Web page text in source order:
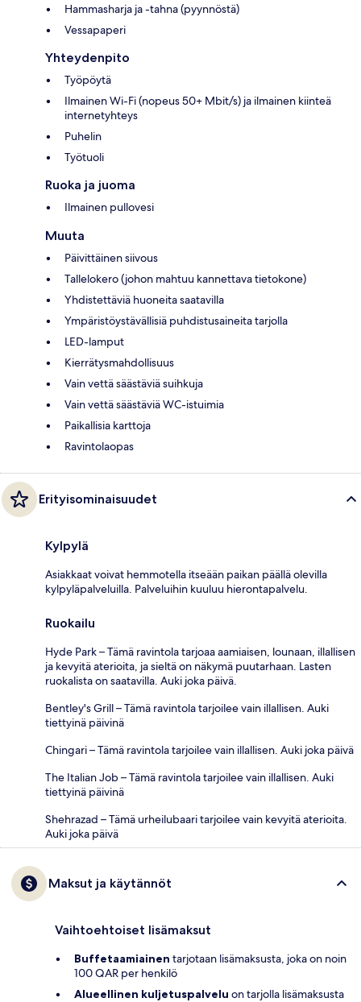
Hammasharja ja -tahna (pyynnöstä)
Vessapaperi
Yhteydenpito
Työpöytä
Ilmainen Wi-Fi (nopeus 50+ Mbit/s) ja ilmainen kiinteä
internetyhteys
Puhelin
Työtuoli
Ruoka ja juoma
Ilmainen pullovesi
Muuta
Päivittäinen siivous
Tallelokero (johon mahtuu kannettava tietokone)
Yhdistettäviä huoneita saatavilla
Ympäristöystävällisiä puhdistusaineita tarjolla
LED-lamput
Kierrätysmahdollisuus
Vain vettä säästäviä suihkuja
Vain vettä säästäviä WC-istuimia
Paikallisia karttoja
Ravintolaopas
Erityisominaisuudet
Kylpylä
Asiakkaat voivat hemmotella itseään paikan päällä olevilla
kylpyläpalveluilla. Palveluihin kuuluu hierontapalvelu.
Ruokailu
Hyde Park – Tämä ravintola tarjoaa aamiaisen, lounaan, illallisen
ja kevyitä aterioita, ja sieltä on näkymä puutarhaan. Lasten
ruokalista on saatavilla. Auki joka päivä.
Bentley's Grill – Tämä ravintola tarjoilee vain illallisen. Auki
tiettyinä päivinä
Chingari – Tämä ravintola tarjoilee vain illallisen. Auki joka päivä
The Italian Job – Tämä ravintola tarjoilee vain illallisen. Auki
tiettyinä päivinä
Shehrazad – Tämä urheilubaari tarjoilee vain kevyitä aterioita.
Auki joka päivä
Maksut ja käytännöt
Vaihtoehtoiset lisämaksut
Buffetaamiainen tarjotaan lisämaksusta, joka on noin
100 QAR per henkilö
Alueellinen kuljetuspalvelu on tarjolla lisämaksusta